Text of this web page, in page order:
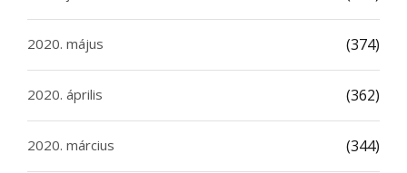
2020. május (374)
2020. április (362)
2020. március (344)